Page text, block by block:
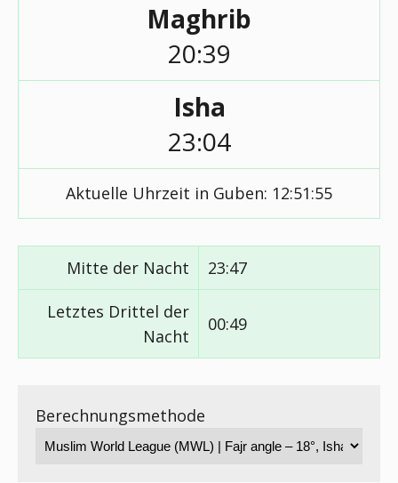
Maghrib
20:39
Isha
23:04
Aktuelle Uhrzeit in Guben: 12:51:55
Mitte der Nacht 23:47
Letztes Drittel der
Nacht
00:49
Berechnungsmethode